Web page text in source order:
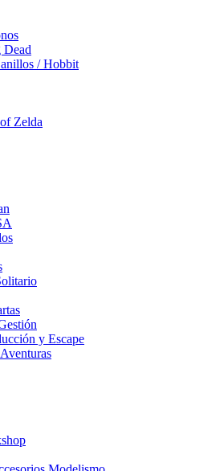
Dead
/ Hobbit
Zelda
y Escape